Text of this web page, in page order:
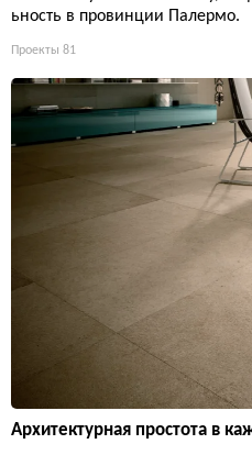
ьность в провинции Палермо.
Проекты 81
Архитектурная простота в